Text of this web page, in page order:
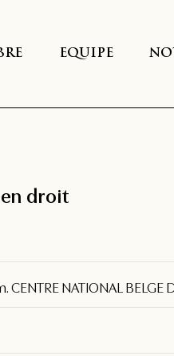
EQUIPE
droit
CENTRE NATIONAL BELGE